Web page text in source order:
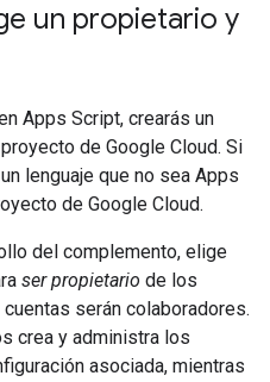
un propietario y
Apps Script, crearás un
de Google Cloud. Si
lenguaje que no sea Apps
de Google Cloud.
del complemento, elige
ser propietario de los
serán colaboradores.
crea y administra los
asociada, mientras